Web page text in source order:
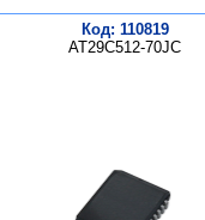
Код: 110819
AT29C512-70JC